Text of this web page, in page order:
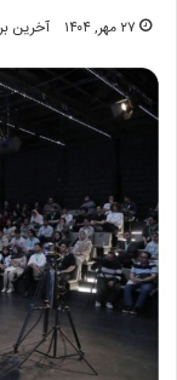
۲۷ مهر, ۱۴۰۴ آخرین